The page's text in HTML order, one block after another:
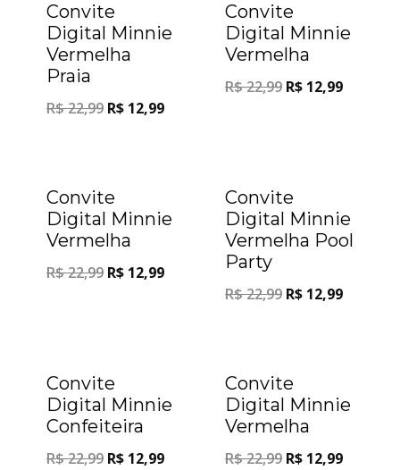
Convite
Digital Minnie
Vermelha
Praia
R$22,99 R$ 12,99
Convite
Digital Minnie
Vermelha
R$22,99 R$ 12,99
Convite
Digital Minnie
Vermelha
R$22,99 R$ 12,99
Convite
Digital Minnie
Vermelha Pool
Party
R$22,99 R$ 12,99
Convite
Digital Minnie
Confeiteira
R$22,99 R$ 12,99
Convite
Digital Minnie
Vermelha
R$22,99 R$ 12,99